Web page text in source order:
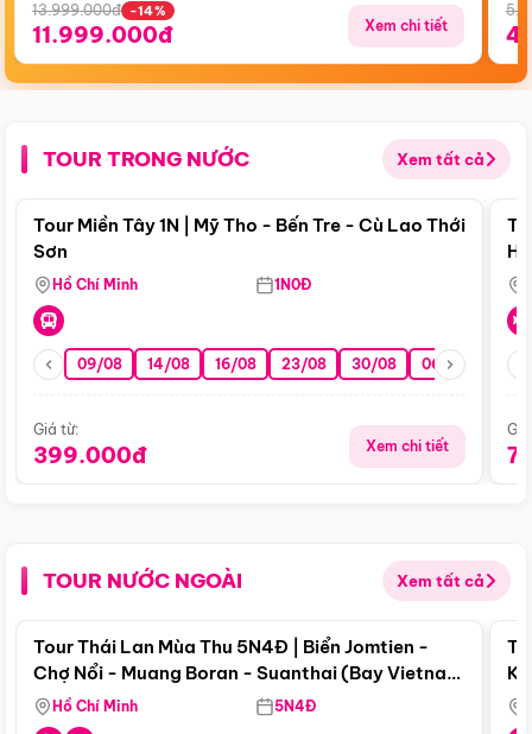
13.999.000đ -14%
11.999.000đ Xem chi tiết
TOUR TRONG NƯỚC Xem tất cả
Điểm nổi bật
Tour Miền Tây 1N | Mỹ Tho - Bến Tre - Cù Lao Thới
Sơn
Hồ Chí Minh 1N0Đ
09/08 14/08 16/08 23/08 30/08 06/09 13/09
Giá từ:
399.000đ Xem chi tiết
TOUR NƯỚC NGOÀI Xem tất cả
Điểm nổi bật
Tour Thái Lan Mùa Thu 5N4Đ | Biển Jomtien -
Chợ Nổi - Muang Boran - Suanthai (Bay Vietnam
Airlines)
Hồ Chí Minh 5N4Đ